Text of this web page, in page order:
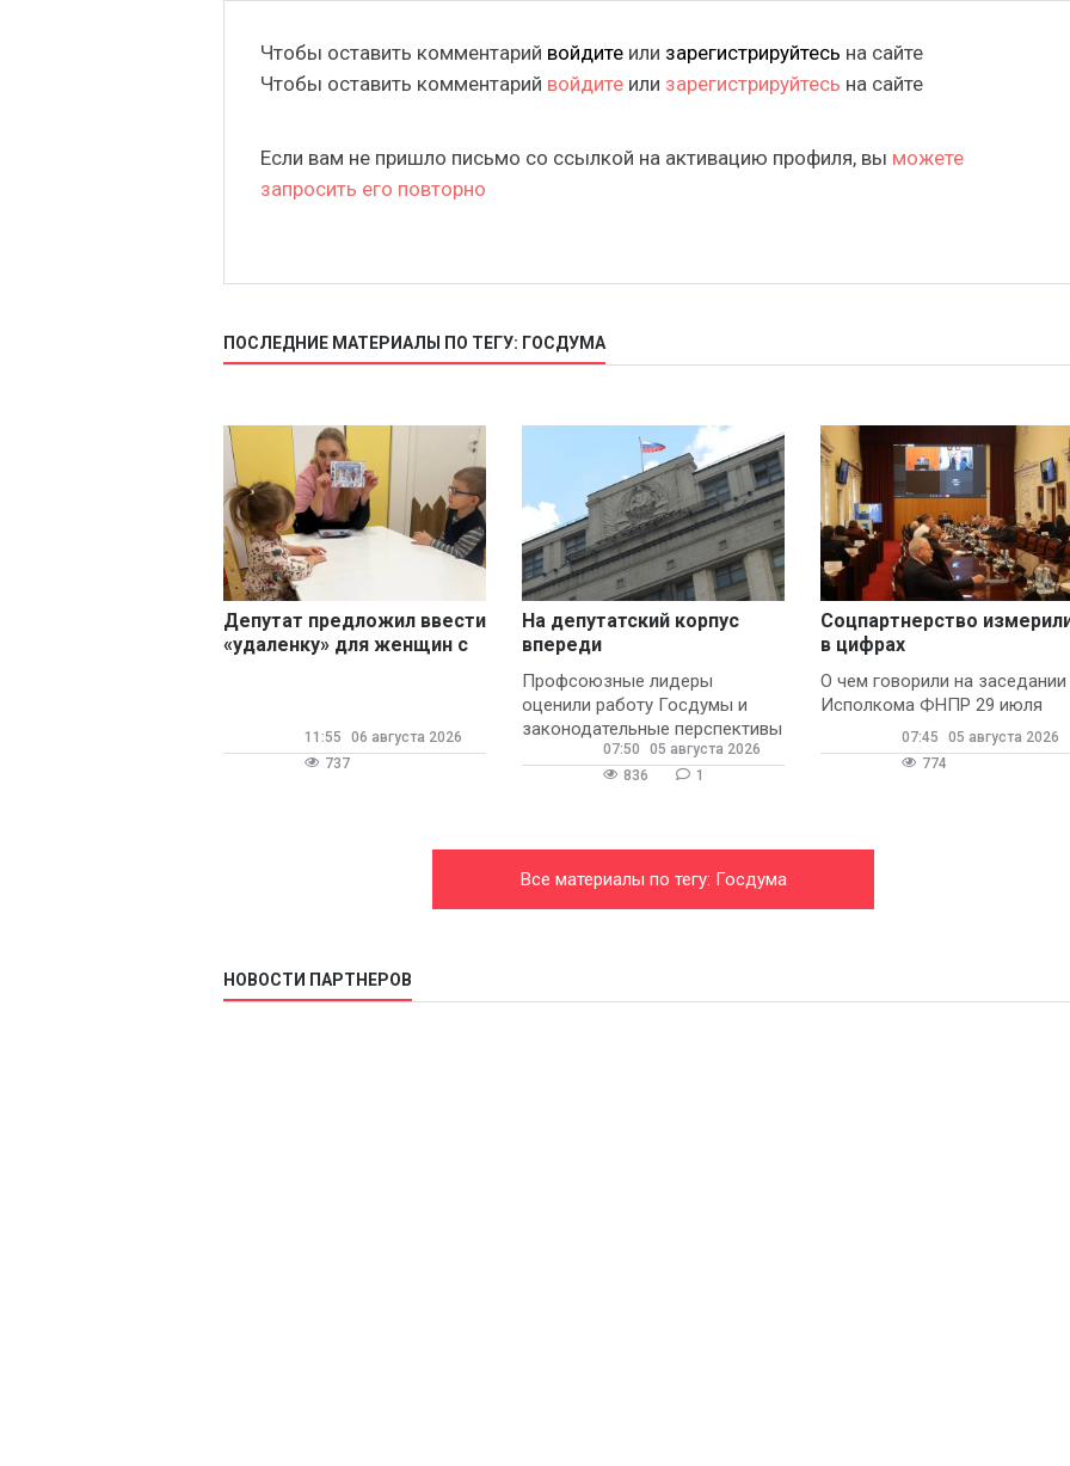
Чтобы оставить комментарий войдите или зарегистрируйтесь на сайте
Чтобы оставить комментарий войдите или зарегистрируйтесь на сайте
Если вам не пришло письмо со ссылкой на активацию профиля, вы можете
запросить его повторно
ПОСЛЕДНИЕ МАТЕРИАЛЫ ПО ТЕГУ: ГОСДУМА
Депутат предложил ввести
«удаленку» для женщин с
11:55
06 августа 2026
737
На депутатский корпус
впереди
Профсоюзные лидеры
оценили работу Госдумы и
законодательные перспективы
07:50
05 августа 2026
836
1
Соцпартнерство
в цифрах
О чем говорили на заседании
Исполкома ФНПР 29 июля
07:45
05 августа 2026
774
Все материалы по тегу: Госдума
НОВОСТИ ПАРТНЕРОВ